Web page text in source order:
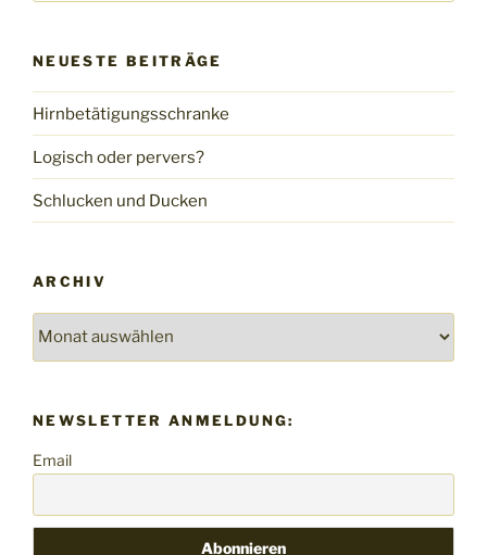
NEUESTE BEITRÄGE
Hirnbetätigungsschranke
Logisch oder pervers?
Schlucken und Ducken
ARCHIV
NEWSLETTER ANMELDUNG:
Email